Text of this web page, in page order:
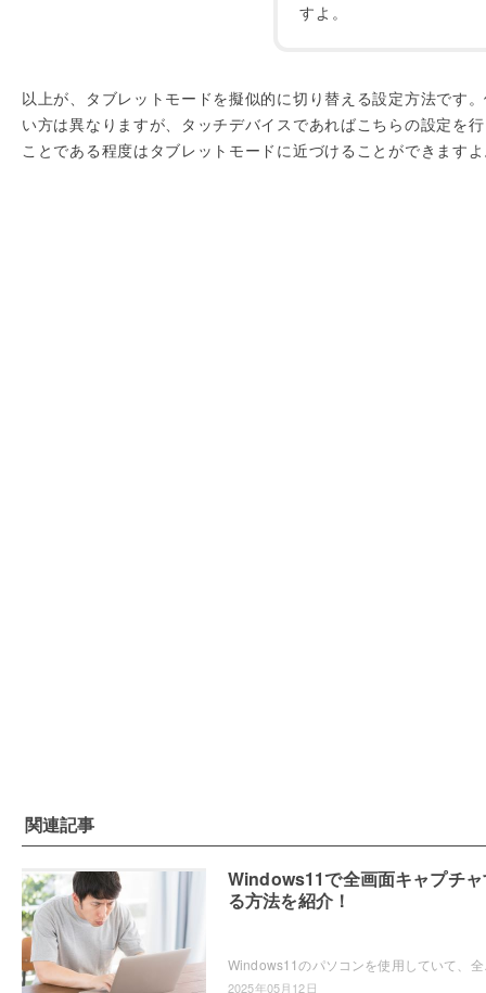
すよ。
以上が、タブレットモードを擬似的に切り替える設定方法です
い方は異なりますが、タッチデバイスであればこちらの設定を
ことである程度はタブレットモードに近づけることができます
関連記事
Windows11で全画面キャプチ
る方法を紹介！
2025年05月12日